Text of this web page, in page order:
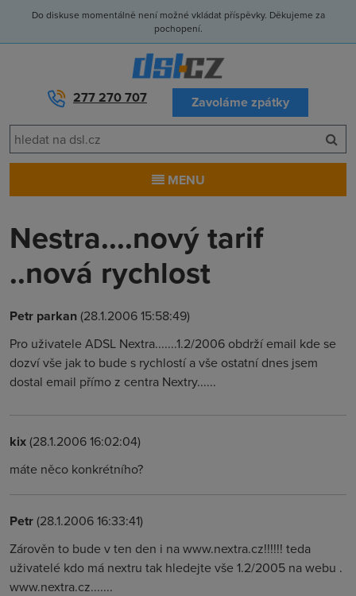
Do diskuse momentálně není možné vkládat příspěvky. Děkujeme za
pochopení.
277 270 707 Zavoláme zpátky
MENU
Nestra....nový tarif
..nová rychlost
Petr parkan(28.1.2006 15:58:49)
Pro uživatele ADSL Nextra.......1.2/2006 obdrží email kde se
dozví vše jak to bude s rychlostí a vše ostatní dnes jsem
dostal email přímo z centra Nextry......
kix(28.1.2006 16:02:04)
máte něco konkrétního?
Petr(28.1.2006 16:33:41)
Zárověn to bude v ten den i na www.nextra.cz!!!!!! teda
uživatelé kdo má nextru tak hledejte vše 1.2/2005 na webu .
www.nextra.cz.......